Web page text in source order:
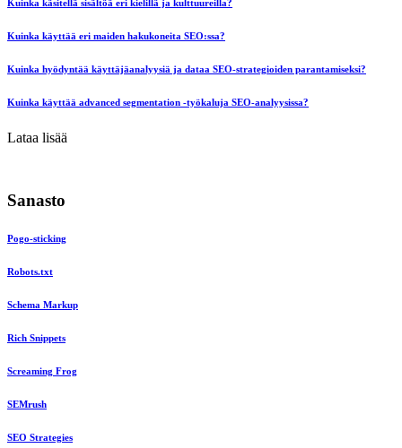
Kuinka käsitellä sisältöä eri kielillä ja kulttuureilla?
Kuinka käyttää eri maiden hakukoneita SEO:ssa?
Kuinka hyödyntää käyttäjäanalyysiä ja dataa SEO-strategioiden parantamiseksi?
Kuinka käyttää advanced segmentation -työkaluja SEO-analyysissa?
Lataa lisää
Sanasto
Pogo-sticking
Robots.txt
Schema Markup
Rich Snippets
Screaming Frog
SEMrush
SEO Strategies